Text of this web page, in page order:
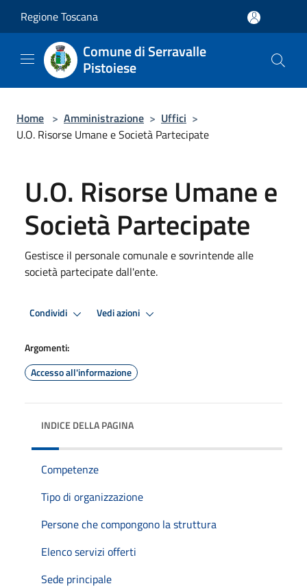
Regione Toscana
Comune di Serravalle
Pistoiese
Home > Amministrazione > Uffici >
U.O. Risorse Umane e Società Partecipate
U.O. Risorse Umane e
Società Partecipate
Gestisce il personale comunale e sovrintende alle
società partecipate dall'ente.
Condividi Vedi azioni
Argomenti:
Accesso all'informazione
INDICE DELLA PAGINA
Competenze
Tipo di organizzazione
Persone che compongono la struttura
Elenco servizi offerti
Sede principale